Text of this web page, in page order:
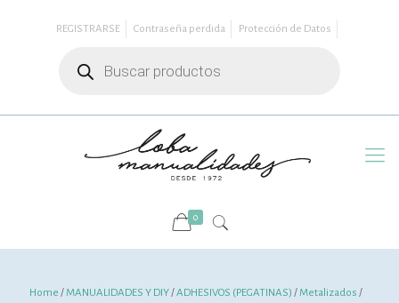
REGISTRARSE Contraseña perdida
Protección de Datos
productos
0
Home /MANUALIDADES Y DIY/ADHESIVOS (PEGATINAS) /Metalizados /